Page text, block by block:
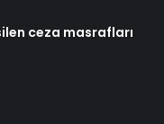
ceza masrafları